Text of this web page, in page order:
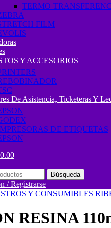
TERMO
FILM
Y ACCESORIOS
De Asistencia, Ticketeras Y
DE ETIQUETAS
Búsqueda
/ Registrarse
Y CONSUMIBLES
RESINA